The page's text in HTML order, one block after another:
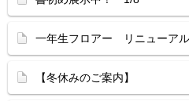
一年生フロアー リニューア
【冬休みのご案内】